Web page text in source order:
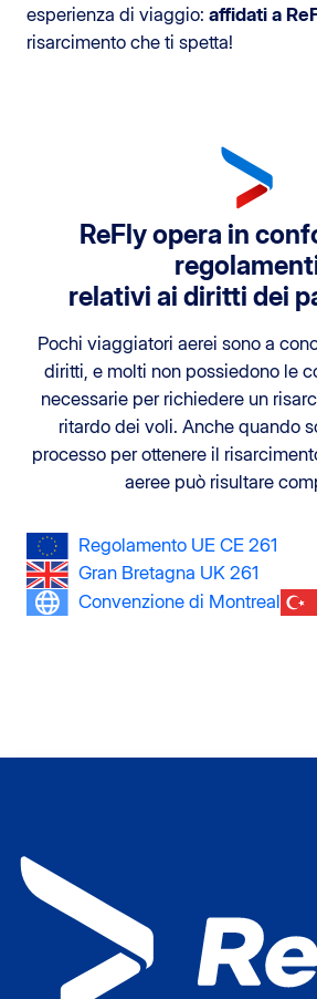
esperienza di viaggio: affidati a
risarcimento che ti spetta!
ReFly opera in
relativi ai diritti dei
Pochi viaggiatori aerei sono a
diritti, e molti non possiedono le
necessarie per richiedere un
ritardo dei voli. Anche quando
processo per ottenere il
aeree può risultare
Regolamento UE CE 261
Gran Bretagna UK 261
Convenzione di Montreal